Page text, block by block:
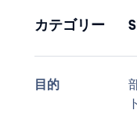
カテゴリー
目的
ト